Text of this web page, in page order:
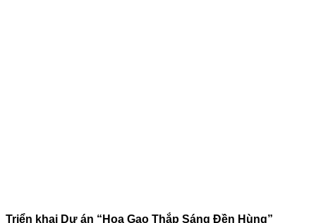
Triển khai Dự án “Hoa Gạo Thắp Sáng Đền Hùng”